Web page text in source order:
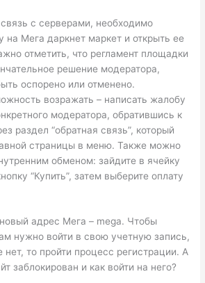
с серверами, необходимо
на Мега даркнет маркет и открыть ее
отметить, что регламент площадки
решение модератора,
оспорено или отменено.
возражать – написать жалобу
модератора, обратившись к
раздел “обратная связь”, который
страницы в меню. Также можно
обменом: зайдите в ячейку
“Купить”, затем выберите оплату
адрес Мега – mega. Чтобы
нужно войти в свою учетную запись,
то пройти процесс регистрации. А
заблокирован и как войти на него?